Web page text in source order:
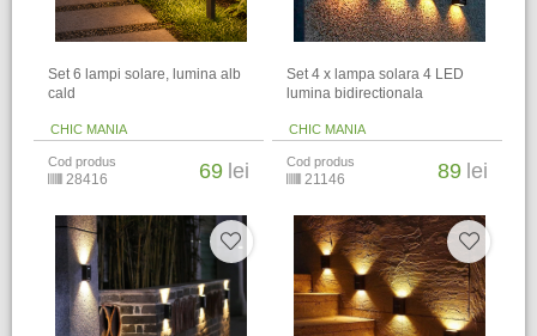
Set 6 lampi solare, lumina alb
cald
CHIC MANIA
Cod produs
28416 69 lei
Set 4 x lampa solara 4 LED
lumina bidirectionala
CHIC MANIA
Cod produs
21146 89 lei